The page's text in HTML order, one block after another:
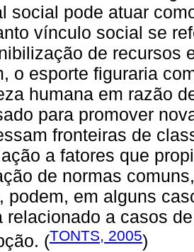
social pode atuar
vínculo social se
de recursos
o esporte figuraria
humana em razão
para promover
fronteiras de
a fatores que
de normas
podem, em alguns
relacionado a casos
(TONTS, 2005)